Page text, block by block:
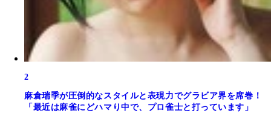
2
麻倉瑞季が圧倒的なスタイルと表現力でグラビア界を席巻！
「最近は麻雀にどハマり中で、プロ雀士と打っています」